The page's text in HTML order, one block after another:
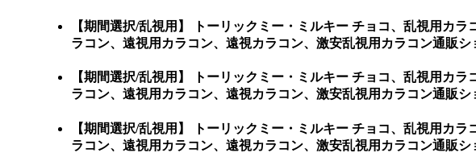
【期間選択/乱視用】 トーリックミー・ミルキー チョコ、乱視用カ
ラコン、遠視用カラコン、遠視カラコン、激安乱視用カラコン通販
【期間選択/乱視用】 トーリックミー・ミルキー チョコ、乱視用カ
ラコン、遠視用カラコン、遠視カラコン、激安乱視用カラコン通販
【期間選択/乱視用】 トーリックミー・ミルキー チョコ、乱視用カ
ラコン、遠視用カラコン、遠視カラコン、激安乱視用カラコン通販